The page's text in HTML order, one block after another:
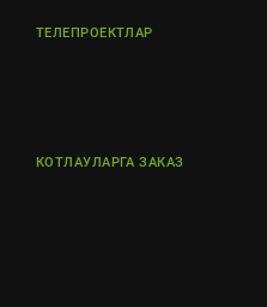
ТЕЛЕПРОЕКТЛАР
КОТЛАУЛАРГА ЗАКАЗ